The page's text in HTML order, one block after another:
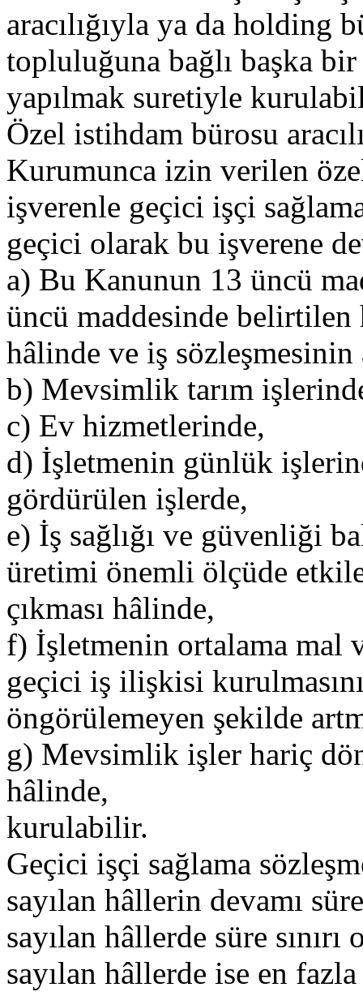
aracılığıyla ya da holding
topluluğuna bağlı başka
yapılmak suretiyle
Özel istihdam bürosu
Kurumunca izin verilen
işverenle geçici işçi
geçici olarak bu işverene
a) Bu Kanunun 13 üncü
üncü maddesinde
hâlinde ve iş sözleşmesinin
b) Mevsimlik tarım
c) Ev hizmetlerinde,
d) İşletmenin günlük
gördürülen işlerde,
e) İş sağlığı ve güvenliği
üretimi önemli ölçüde
çıkması hâlinde,
f) İşletmenin ortalama mal
geçici iş ilişkisi
öngörülemeyen şekilde
g) Mevsimlik işler hariç
hâlinde,
kurulabilir.
Geçici işçi sağlama
sayılan hâllerin devamı
sayılan hâllerde süre
sayılan hâllerde ise en